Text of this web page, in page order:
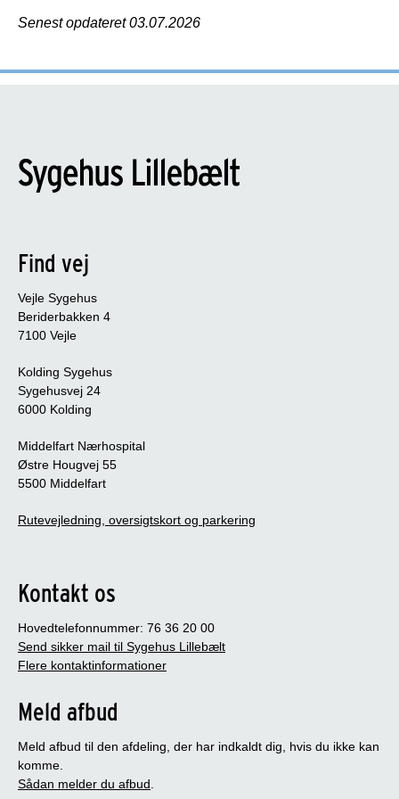
Senest opdateret 03.07.2026
Find vej
Vejle Sygehus
Beriderbakken 4
7100 Vejle
Kolding Sygehus
Sygehusvej 24
6000 Kolding
Middelfart Nærhospital
Østre Hougvej 55
5500 Middelfart
Rutevejledning, oversigtskort og parkering
Kontakt os
Hovedtelefonnummer: 76 36 20 00
Send sikker mail til Sygehus Lillebælt
Flere kontaktinformationer
Meld afbud
Meld afbud til den afdeling, der har indkaldt dig, hvis du ikke kan
komme.
Sådan melder du afbud.